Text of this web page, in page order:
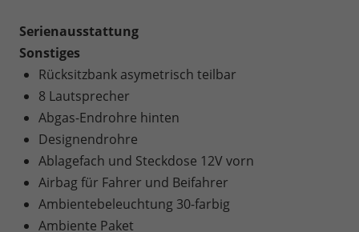
Serienausstattung
Sonstiges
Rücksitzbank asymetrisch teilbar
8 Lautsprecher
Abgas-Endrohre hinten
Designendrohre
Ablagefach und Steckdose 12V vorn
Airbag für Fahrer und Beifahrer
Ambientebeleuchtung 30-farbig
Ambiente Paket